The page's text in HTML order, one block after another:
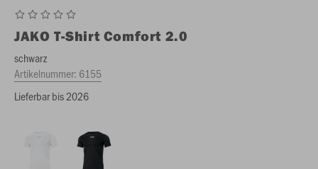
JAKO T-Shirt Comfort 2.0
schwarz
Artikelnummer: 6155
Lieferbar bis 2026